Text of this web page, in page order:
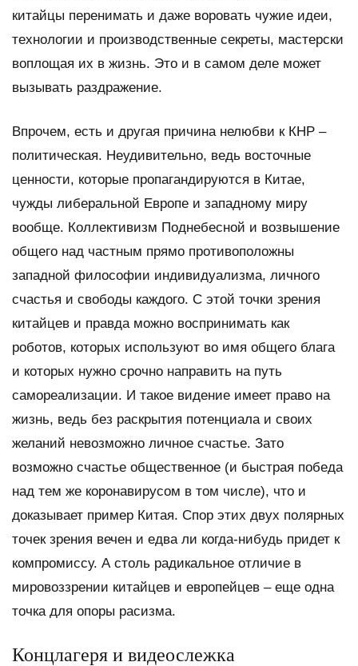
китайцы перенимать и даже воровать чужие идеи,
технологии и производственные секреты, мастерски
воплощая их в жизнь. Это и в самом деле может
вызывать раздражение.
Впрочем, есть и другая причина нелюбви к КНР –
политическая. Неудивительно, ведь восточные
ценности, которые пропагандируются в Китае,
чужды либеральной Европе и западному миру
вообще. Коллективизм Поднебесной и возвышение
общего над частным прямо противоположны
западной философии индивидуализма, личного
счастья и свободы каждого. С этой точки зрения
китайцев и правда можно воспринимать как
роботов, которых используют во имя общего блага
и которых нужно срочно направить на путь
самореализации. И такое видение имеет право на
жизнь, ведь без раскрытия потенциала и своих
желаний невозможно личное счастье. Зато
возможно счастье общественное (и быстрая победа
над тем же коронавирусом в том числе), что и
доказывает пример Китая. Спор этих двух полярных
точек зрения вечен и едва ли когда-нибудь придет к
компромиссу. А столь радикальное отличие в
мировоззрении китайцев и европейцев – еще одна
точка для опоры расизма.
Концлагеря и видеослежка